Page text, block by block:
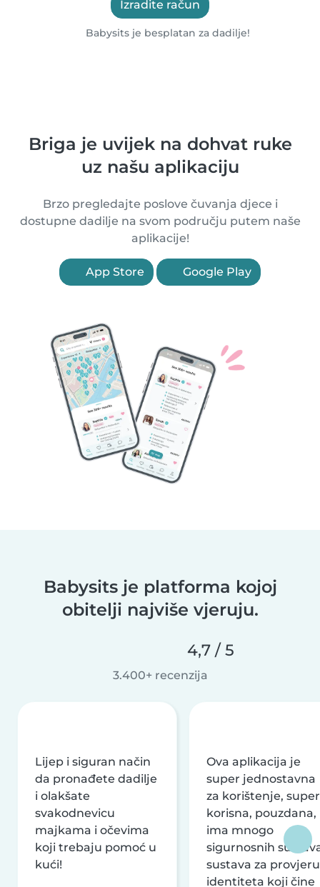
Izradite račun
Babysits je besplatan za dadilje!
Briga je uvijek na dohvat ruke
uz našu aplikaciju
Brzo pregledajte poslove čuvanja djece i
dostupne dadilje na svom području putem naše
aplikacije!
App Store Google Play
Babysits je platforma kojoj
obitelji najviše vjeruju.
4,7 / 5
3.400+ recenzija
Lijep i siguran način
da pronađete dadilje
i olakšate
svakodnevicu
majkama i očevima
koji trebaju pomoć u
kući!
Ova aplikacija je
super jednostavna
za korištenje, super
korisna, pouzdana,
ima mnogo
sigurnosnih
sustava za provjeru
identiteta koji čine